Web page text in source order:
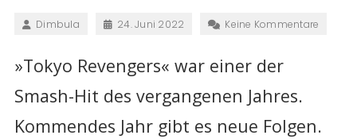
Dimbula 24. Juni 2022 Keine Kommentare
»Tokyo Revengers« war einer der
Smash-Hit des vergangenen Jahres.
Kommendes Jahr gibt es neue Folgen.